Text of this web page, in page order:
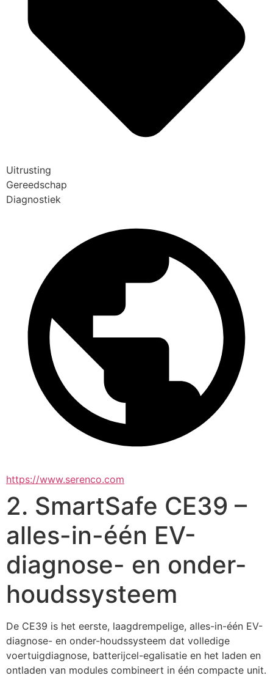
Uitrusting
Gereedschap
Diagnostiek
https://www.serenco.com
2. SmartSafe CE39 –
alles-in-één EV-
diagnose- en onder-
houdssysteem
De CE39 is het eerste, laagdrempelige, alles-in-één EV-
diagnose- en onder-houdssysteem dat volledige
voertuigdiagnose, batterijcel-egalisatie en het laden en
ontladen van modules combineert in één compacte unit.